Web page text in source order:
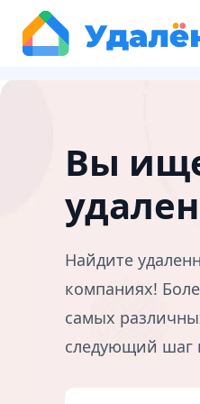
Вы
Найдите
компаниях!
самых
следующий шаг